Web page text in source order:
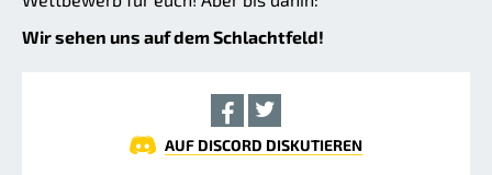
Wir sehen uns auf dem Schlachtfeld!
AUF DISCORD DISKUTIEREN